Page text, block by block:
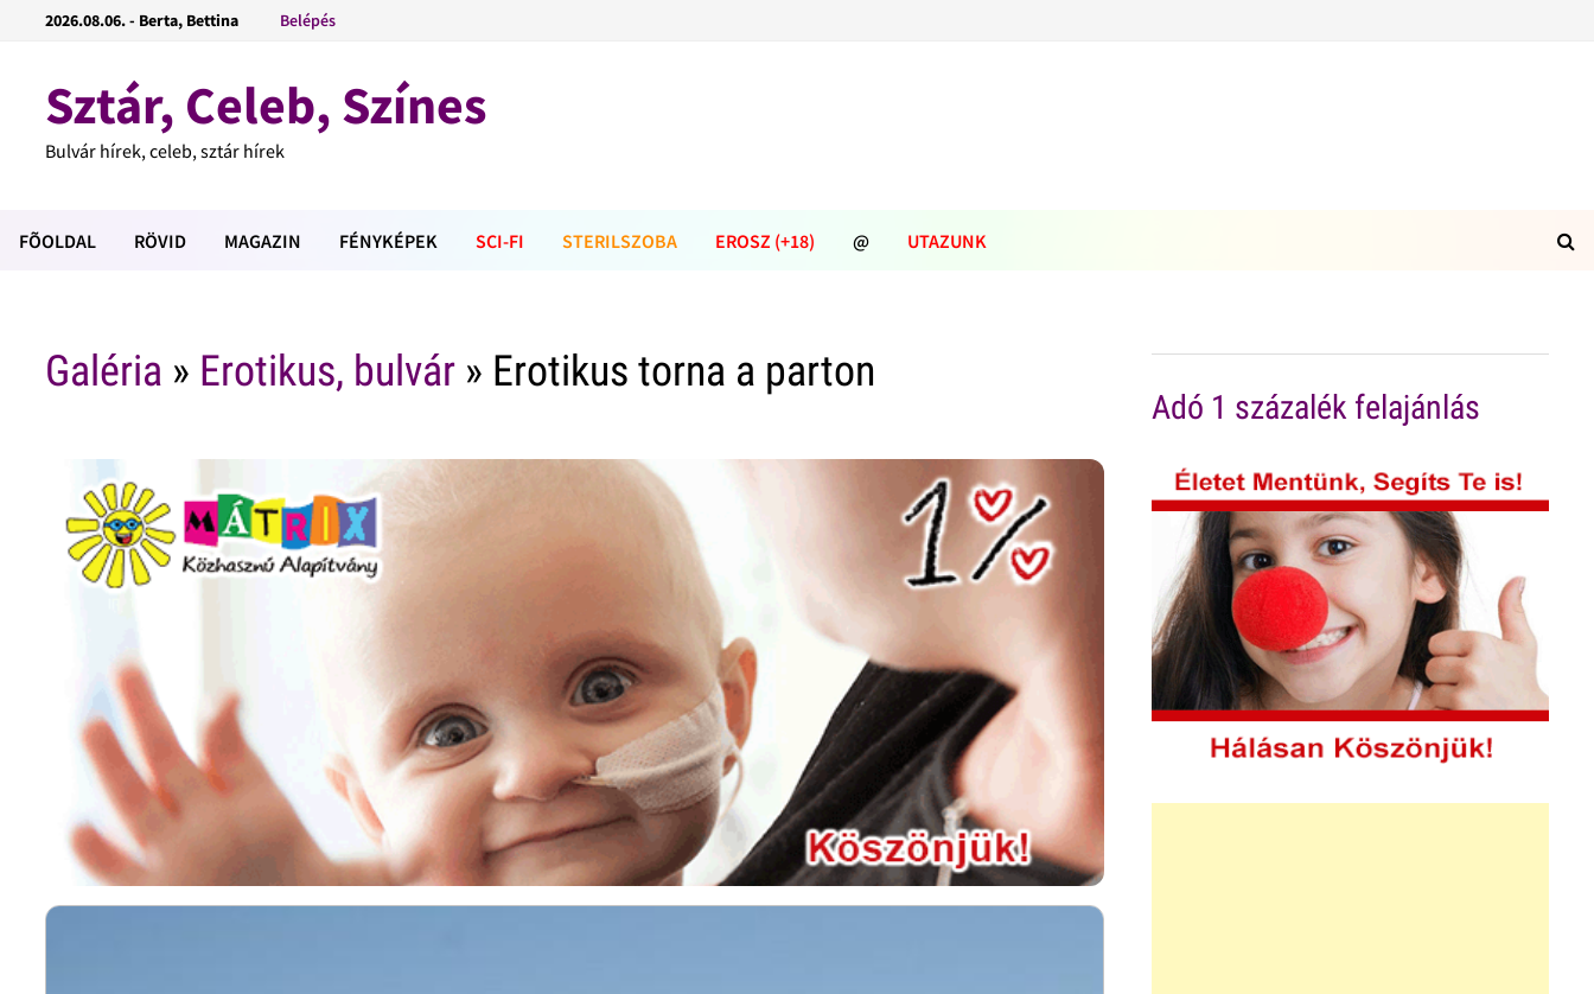
2026.08.06. - Berta, Bettina Belépés
Sztár, Celeb, Színes
Bulvár hírek, celeb, sztár hírek
FÕOLDAL RÖVID MAGAZIN FÉNYKÉPEK SCI-FI STERILSZOBA EROSZ (+18) @ UTAZUNK
Galéria » Erotikus, bulvár » Erotikus torna a parton
Adó 1 százalék felajánlás